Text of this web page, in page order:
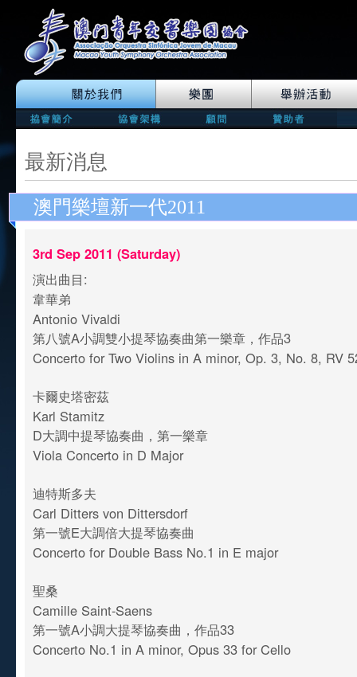
最新消息
澳門樂壇新一代2011
3rd Sep 2011 (Saturday)
演出曲目:
韋華弟
Antonio Vivaldi
第八號A小調雙小提琴協奏曲第一樂章，作品3
Concerto for Two Violins in A minor, Op. 3, No. 8, RV
卡爾史塔密茲
Karl Stamitz
D大調中提琴協奏曲，第一樂章
Viola Concerto in D Major
迪特斯多夫
Carl Ditters von Dittersdorf
第一號E大調倍大提琴協奏曲
Concerto for Double Bass No.1 in E major
聖桑
Camille Saint-Saens
第一號A小調大提琴協奏曲，作品33
Concerto No.1 in A minor, Opus 33 for Cello